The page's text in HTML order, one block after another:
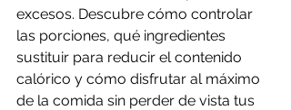
excesos. Descubre cómo controlar
las porciones, qué ingredientes
sustituir para reducir el contenido
calórico y cómo disfrutar al máximo
de la comida sin perder de vista tus